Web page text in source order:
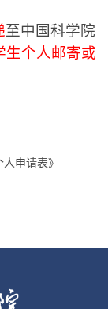
至中国科学院
生个人邮寄或
申请表》